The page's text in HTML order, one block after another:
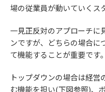
場の従業員が動いていくス
一見正反対のアプローチに
ンですが、どちらの場合に
て機能することが重要です。
トップダウンの場合は経
む機能を担い(下図参照)、